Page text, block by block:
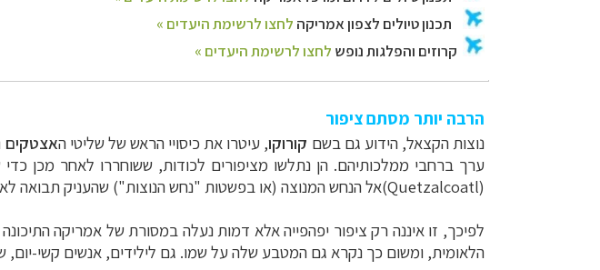
הרבה יותר מסתם ציפור
נוצות הקצאל, הידוע גם בשם קורוקו, עיטרו את כיסויי הראש שלשליטי האצטקים
ערך ברחבי ממלכותיהם. הן נתלשו מציפורים לכודות, ששוחררו לאחר מכן כדי
(Quetzalcoatl)אל הנחש המנוצה (או בפשטות "נחש הנוצות") שהעניק תבואה
לפיכך, זו איננה רק ציפור יפהפייה אלא דמות נעלה במסורת של אמריקה
הלאומית, ומשום כך נקרא גם המטבע שלה על שמו. גם לילידים, אנשים קשי-